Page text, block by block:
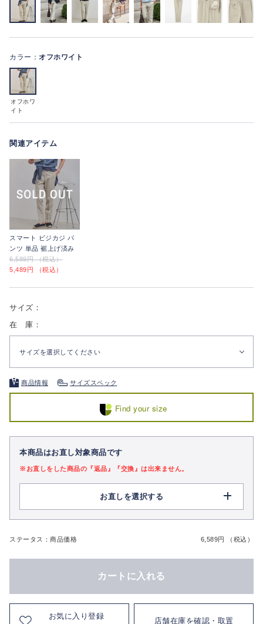
カラー： オフホワイト
オフホワ
イト
関連アイテム
スマート ビジカジ パ
ンツ 単品 裾上げ済み
6,589円 （税込）
5,489円 （税込）
サイズ：
在 庫：
サイズを選択してください
商品情報 サイズスペック
Find your size
本商品はお直し対象商品です
※お直しをした商品の『返品』『交換』は出来ません。
お直しを選択する
ステータス：商品価格 6,589円 （税込）
カートに入れる
お気に入り登録
店舗在庫を確認・取置